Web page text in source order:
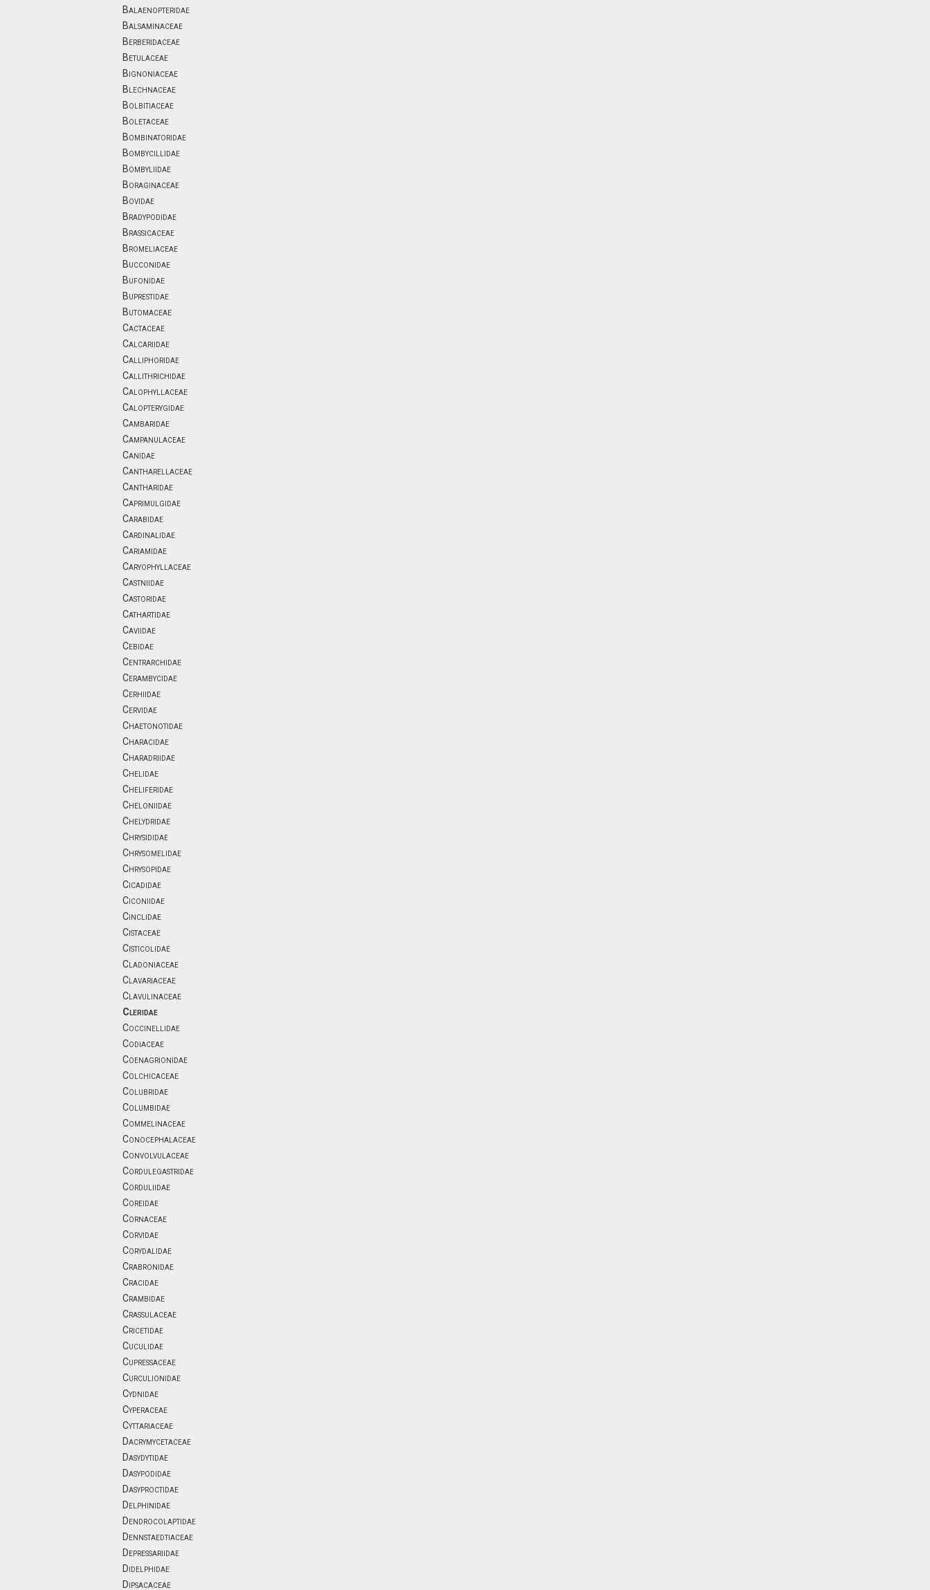
Balaenopteridae
Balsaminaceae
Berberidaceae
Betulaceae
Bignoniaceae
Blechnaceae
Bolbitiaceae
Boletaceae
Bombinatoridae
Bombycillidae
Bombyliidae
Boraginaceae
Bovidae
Bradypodidae
Brassicaceae
Bromeliaceae
Bucconidae
Bufonidae
Buprestidae
Butomaceae
Cactaceae
Calcariidae
Calliphoridae
Callithrichidae
Calophyllaceae
Calopterygidae
Cambaridae
Campanulaceae
Canidae
Cantharellaceae
Cantharidae
Caprimulgidae
Carabidae
Cardinalidae
Cariamidae
Caryophyllaceae
Castniidae
Castoridae
Cathartidae
Caviidae
Cebidae
Centrarchidae
Cerambycidae
Cerhiidae
Cervidae
Chaetonotidae
Characidae
Charadriidae
Chelidae
Cheliferidae
Cheloniidae
Chelydridae
Chrysididae
Chrysomelidae
Chrysopidae
Cicadidae
Ciconiidae
Cinclidae
Cistaceae
Cisticolidae
Cladoniaceae
Clavariaceae
Clavulinaceae
Cleridae
Coccinellidae
Codiaceae
Coenagrionidae
Colchicaceae
Colubridae
Columbidae
Commelinaceae
Conocephalaceae
Convolvulaceae
Cordulegastridae
Corduliidae
Coreidae
Cornaceae
Corvidae
Corydalidae
Crabronidae
Cracidae
Crambidae
Crassulaceae
Cricetidae
Cuculidae
Cupressaceae
Curculionidae
Cydnidae
Cyperaceae
Cyttariaceae
Dacrymycetaceae
Dasydytidae
Dasypodidae
Dasyproctidae
Delphinidae
Dendrocolaptidae
Dennstaedtiaceae
Depressariidae
Didelphidae
Dipsacaceae